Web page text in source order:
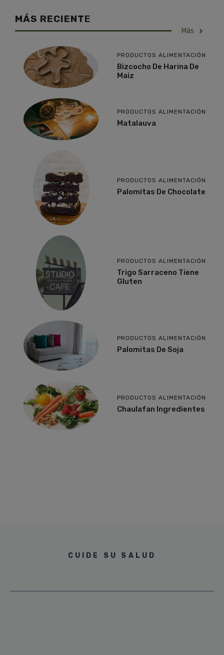
MÁS RECIENTE
Más
PRODUCTOS ALIMENTACIÓN
Bizcocho De Harina De
Maiz
PRODUCTOS ALIMENTACIÓN
Matalauva
PRODUCTOS ALIMENTACIÓN
Palomitas De Chocolate
PRODUCTOS ALIMENTACIÓN
Trigo Sarraceno Tiene
Gluten
PRODUCTOS ALIMENTACIÓN
Palomitas De Soja
PRODUCTOS ALIMENTACIÓN
Chaulafan Ingredientes
CUIDE SU SALUD